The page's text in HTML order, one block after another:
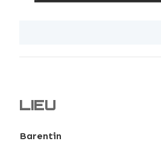
LIEU
Barentin